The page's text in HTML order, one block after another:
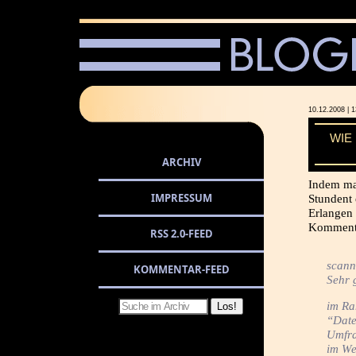
10.12.2008 |
WIE
Indem
Erlangen
Sehr
im
im
ARCHIV
IMPRESSUM
RSS 2.0-FEED
KOMMENTAR-FEED